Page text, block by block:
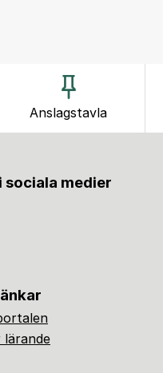
Anslagstavla
sociala medier